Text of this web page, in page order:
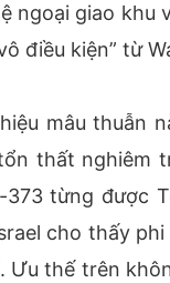
ngoại giao khu
điều kiện” từ
mâu thuẫn
thất nghiêm
373 từng được
cho thấy
Ưu thế trên